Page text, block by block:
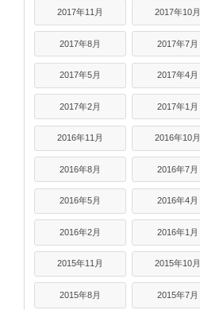
2017年11月 2017年10月
2017年8月 2017年7月
2017年5月 2017年4月
2017年2月 2017年1月
2016年11月 2016年10月
2016年8月 2016年7月
2016年5月 2016年4月
2016年2月 2016年1月
2015年11月 2015年10月
2015年8月 2015年7月